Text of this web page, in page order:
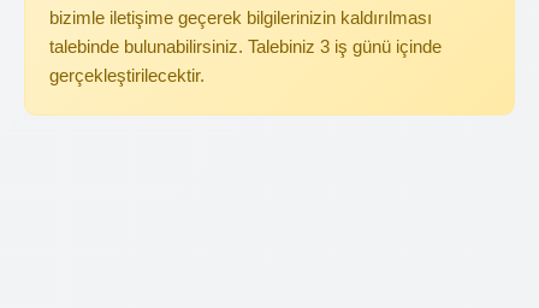
bizimle iletişime geçerek bilgilerinizin kaldırılması
talebinde bulunabilirsiniz. Talebiniz 3 iş günü içinde
gerçekleştirilecektir.